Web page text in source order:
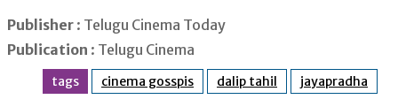
Publisher : Telugu Cinema Today
Publication : Telugu Cinema
tags cinema gosspis dalip tahil jayapradha